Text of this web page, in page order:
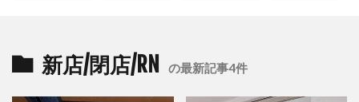
新店/閉店/RN の最新記事4件